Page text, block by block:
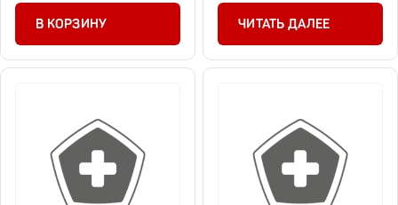
В КОРЗИНУ ЧИТАТЬ ДАЛЕЕ